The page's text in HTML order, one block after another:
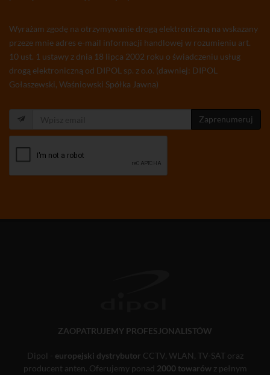
Wyrażam zgodę na otrzymywanie drogą elektroniczną na wskazany
przeze mnie adres e-mail informacji handlowej w rozumieniu art.
10 ust. 1 ustawy z dnia 18 lipca 2002 roku o świadczeniu usług
drogą elektroniczną od DIPOL sp. z o.o. (dawniej: DIPOL
Gołaszewski, Waśniowski Spółka Jawna)
Zaprenumeruj
ZAOPATRUJEMY PROFESJONALISTÓW
Dipol - europejski dystrybutor CCTV, WLAN, TV-SAT oraz
producent anten. Oferujemy ponad 2000 towarówz pełnym